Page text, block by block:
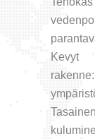
Kevyt
Tasainen